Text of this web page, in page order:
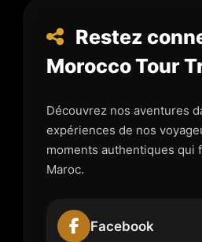
Restez
Morocco Tour
Découvrez nos aventures
expériences de nos
moments authentiques qui
Maroc.
Facebook